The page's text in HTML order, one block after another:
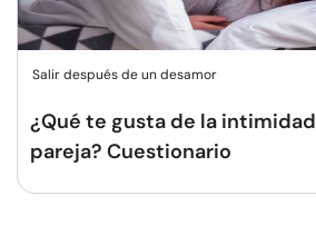
Salir después de un desamor
¿Qué te gusta de la
pareja? Cuestionario